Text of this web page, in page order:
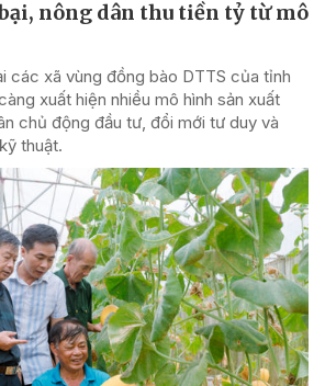
nông dân thu tiền tỷ từ mô
các xã vùng đồng bào DTTS của tỉnh
xuất hiện nhiều mô hình sản xuất
chủ động đầu tư, đổi mới tư duy và
thuật.